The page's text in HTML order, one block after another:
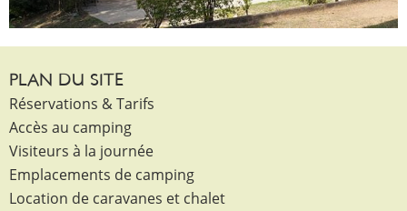
PLAN DU SITE
Réservations & Tarifs
Accès au camping
Visiteurs à la journée
Emplacements de camping
Location de caravanes et chalet